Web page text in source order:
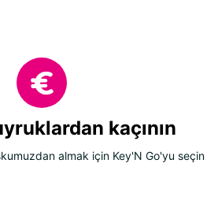
kaçının
almak için Key'N Go'yu seçin